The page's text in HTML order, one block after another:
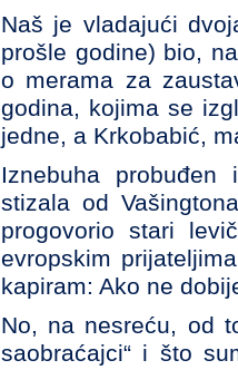
Naš je vladajući
prošle godine) bio,
o merama za
godina, kojima se
jedne, a Krkobabić,
Iznebuha
stizala od
progovorio stari
evropskim
kapiram: Ako ne
No, na nesreću, od
saobraćajci“ i što